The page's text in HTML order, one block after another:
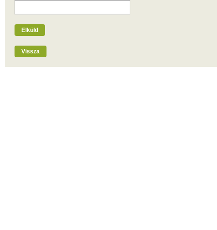
Elküld
Vissza